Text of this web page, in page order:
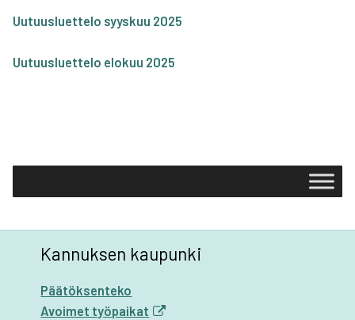
Uutuus­luet­te­lo syys­kuu 2025
Uutuus­luet­te­lo elo­kuu 2025
Kannuksen kaupunki
Päätöksenteko
Avoimet työpaikat